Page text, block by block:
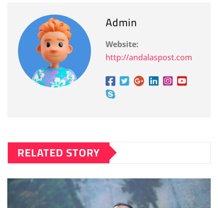
Admin
Website:
http://andalaspost.com
RELATED STORY